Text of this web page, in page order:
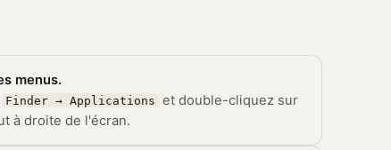
menus.
Finder → Applications et double-cliquez sur
à droite de l'écran.